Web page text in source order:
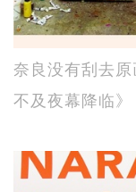
奈良没有刮去
不及夜幕降临》